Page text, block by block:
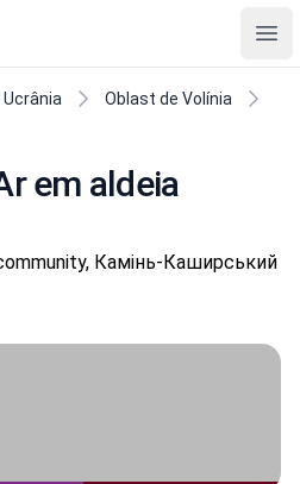
Oblast de Volínia
em aldeia
Камінь-Каширський